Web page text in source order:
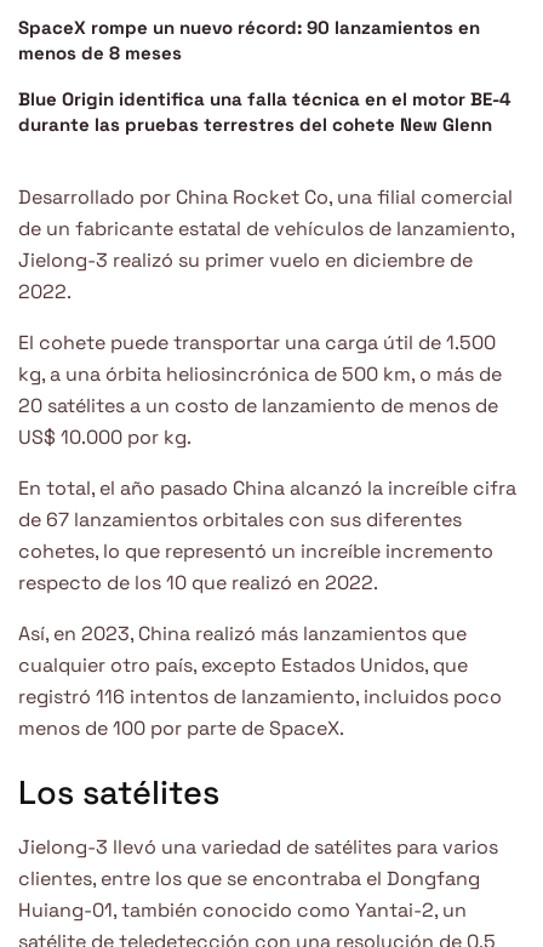
SpaceX rompe un nuevo récord: 90 lanzamientos en
menos de 8 meses
Blue Origin identifica una falla técnica en el motor BE-4
durante las pruebas terrestres del cohete New Glenn
Desarrollado por China Rocket Co, una filial comercial
de un fabricante estatal de vehículos de lanzamiento,
Jielong-3 realizó su primer vuelo en diciembre de
2022.
El cohete puede transportar una carga útil de 1.500
kg, a una órbita heliosincrónica de 500 km, o más de
20 satélites a un costo de lanzamiento de menos de
US$ 10.000 por kg.
En total, el año pasado China alcanzó la increíble cifra
de 67 lanzamientos orbitales con sus diferentes
cohetes, lo que representó un increíble incremento
respecto de los 10 que realizó en 2022.
Así, en 2023, China realizó más lanzamientos que
cualquier otro país, excepto Estados Unidos, que
registró 116 intentos de lanzamiento, incluidos poco
menos de 100 por parte de SpaceX.
Los satélites
Jielong-3 llevó una variedad de satélites para varios
clientes, entre los que se encontraba el Dongfang
Huiang-01, también conocido como Yantai-2, un
satélite de teledetección con una resolución de 0,5